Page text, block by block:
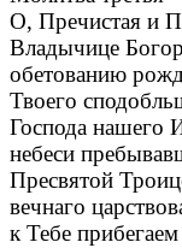
О, Пречистая и
Владычице
обетованию
Твоего
Господа нашего
небеси
Пресвятой
вечнаго
к Тебе